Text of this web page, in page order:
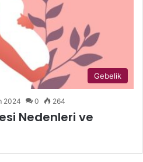
Gebelik
2024 0 264
Nedenleri ve